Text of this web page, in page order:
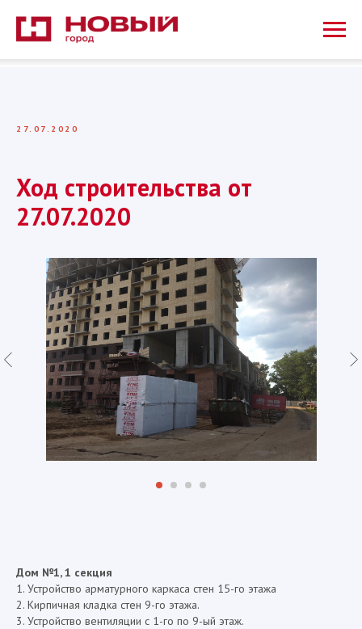
27.07.2020
Ход строительства от
27.07.2020
Дом №1, 1 секция
1. Устройство арматурного каркаса стен 15-го этажа
2. Кирпичная кладка стен 9-го этажа.
3. Устройство вентиляции с 1-го по 9-ый этаж.